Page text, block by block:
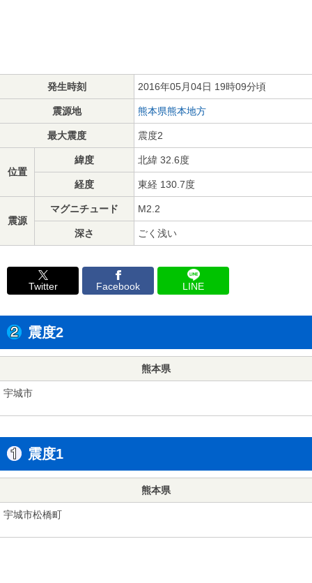
発生時刻 2016年05月04日 19時09分頃
震源地 熊本県熊本地方
最大震度 震度2
位置
緯度 北緯 32.6度
経度 東経 130.7度
震源
マグニチュード M2.2
深さ ごく浅い
Twitter Facebook LINE
震度2
熊本県
宇城市
震度1
熊本県
宇城市松橋町